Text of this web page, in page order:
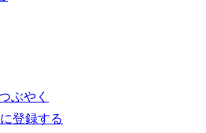
ぶやく
登録する